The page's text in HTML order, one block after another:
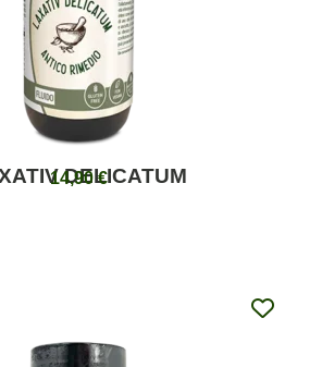
DELICATUM
14,90 €